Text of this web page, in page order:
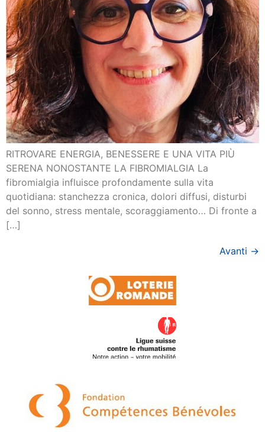
RITROVARE ENERGIA, BENESSERE E UNA VITA PIÙ
SERENA NONOSTANTE LA FIBROMIALGIA La
fibromialgia influisce profondamente sulla vita
quotidiana: stanchezza cronica, dolori diffusi, disturbi
del sonno, stress mentale, scoraggiamento… Di fronte a
[…]
Avanti →